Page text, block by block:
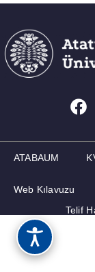
ATABAUM
Web Kılavuzu
Telif